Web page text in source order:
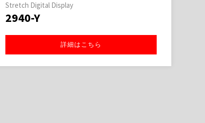
Stretch Digital Display
2940-Y
詳細はこちら